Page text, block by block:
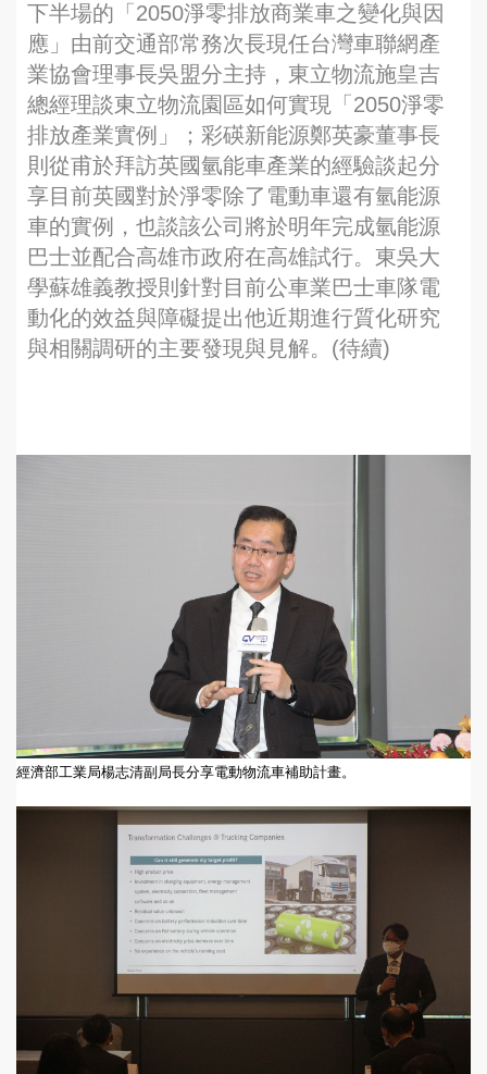
下半場的「2050淨零排放商業車之變化與因
應」由前交通部常務次長現任台灣車聯網產
業協會理事長吳盟分主持，東立物流施皇吉
總經理談東立物流園區如何實現「2050淨零
排放產業實例」；彩碤新能源鄭英豪董事長
則從甫於拜訪英國氫能車產業的經驗談起分
享目前英國對於淨零除了電動車還有氫能源
車的實例，也談該公司將於明年完成氫能源
巴士並配合高雄市政府在高雄試行。東吳大
學蘇雄義教授則針對目前公車業巴士車隊電
動化的效益與障礙提出他近期進行質化研究
與相關調研的主要發現與見解。(待續)
經濟部工業局楊志清副局長分享電動物流車補助計畫。